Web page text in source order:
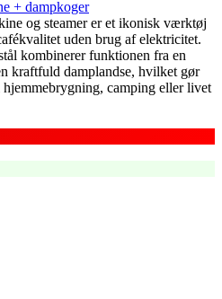
+ dampkoger
og steamer er et ikonisk værktøj
uden brug af elektricitet.
kombinerer funktionen fra en
kraftfuld damplandse, hvilket gør
camping eller livet